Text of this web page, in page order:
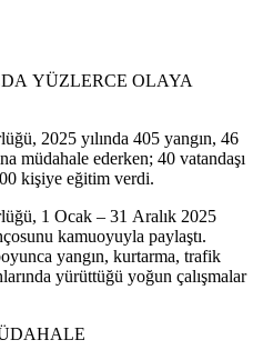
YÜZLERCE OLAYA
2025 yılında 405 yangın, 46
müdahale ederken; 40 vatandaşı
kişiye eğitim verdi.
1 Ocak – 31 Aralık 2025
kamuoyuyla paylaştı.
yangın, kurtarma, trafik
yürüttüğü yoğun çalışmalar